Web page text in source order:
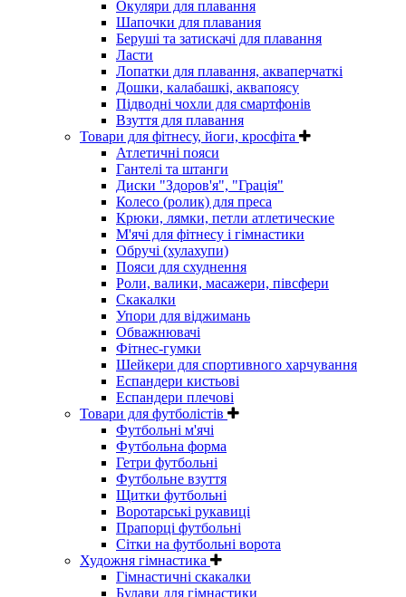
Окуляри для плавання
Шапочки для плавания
Беруші та затискачі для плавання
Ласти
Лопатки для плавання, акваперчаткі
Дошки, калабашкі, аквапоясу
Підводні чохли для смартфонів
Взуття для плавання
Товари для фітнесу, йоги, кросфіта
Атлетичні пояси
Гантелі та штанги
Диски "Здоров'я", "Грація"
Колесо (ролик) для преса
Крюки, лямки, петли атлетические
М'ячі для фітнесу і гімнастики
Обручі (хулахупи)
Пояси для схуднення
Роли, валики, масажери, півсфери
Скакалки
Упори для віджимань
Обважнювачі
Фітнес-гумки
Шейкери для спортивного харчування
Еспандери кистьові
Еспандери плечові
Товари для футболістів
Футбольні м'ячі
Футбольна форма
Гетри футбольні
Футбольне взуття
Щитки футбольні
Воротарські рукавиці
Прапорці футбольні
Сітки на футбольні ворота
Художня гімнастика
Гімнастичні скакалки
Булави для гімнастики